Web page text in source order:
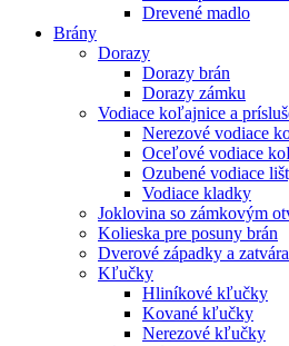
Drevené madlo
Brány
Dorazy
Dorazy brán
Dorazy zámku
Vodiace koľajnice a
Nerezové vodiace
Oceľové vodiace
Ozubené vodiace
Vodiace kladky
Joklovina so zámkovým
Kolieska pre posuny brán
Dverové západky a
Kľučky
Hliníkové kľučky
Kované kľučky
Nerezové kľučky